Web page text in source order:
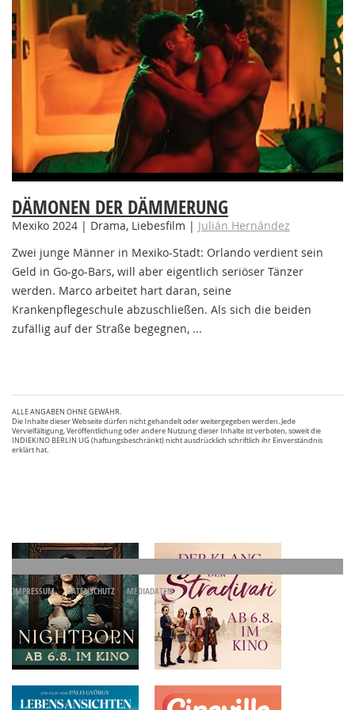
DÄMONEN DER DÄMMERUNG
Mexiko 2024 | Drama, Liebesfilm | Julián Hernández
Zwei junge Männer in Mexiko-Stadt: Orlando verdient sein
Geld in Go-go-Bars, will aber eigentlich seriöser Tänzer
werden. Marco arbeitet hart daran, seine
Krankenpflegeschule abzuschließen. Als sich die beiden
zufällig auf der Straße begegnen, ...
ALLE ANGABEN OHNE GEWÄHR.
Die Inhalte dieser Webseite dürfen nicht gehandelt oder weitergegeben werden. Jede
Vervielfältigung, Veröffentlichung oder andere Nutzung dieser Inhalte ist verboten, soweit die
INDIEKINO BERLIN UG (haftungsbeschränkt) nicht ausdrücklich schriftlich ihr Einverständnis
erklärt hat.
IMPRESSUM DATENSCHUTZ MEDIADATEN